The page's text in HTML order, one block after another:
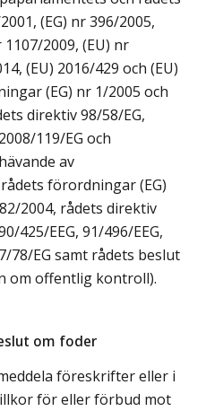
(EG) nr 396/2005,
1107/2009, (EU) nr
(EU) 2016/429 och (EU)
(EG) nr 1/2005 och
direktiv 98/58/EG,
119/EG och
av
förordningar (EG)
2004, rådets direktiv
425/EEG, 91/496/EEG,
78/EG samt rådets beslut
om offentlig kontroll).
om foder
föreskrifter eller i
för eller förbud mot